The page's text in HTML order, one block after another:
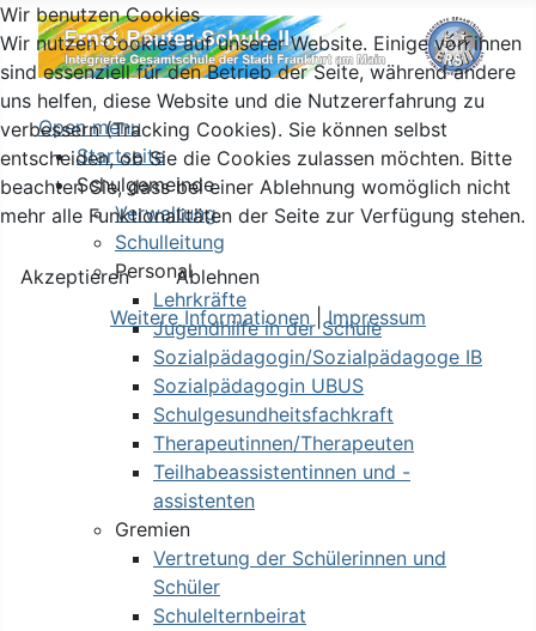
Open menu
Startseite
Schulgemeinde
Verwaltung
Schulleitung
Personal
Lehrkräfte
Jugendhilfe in der Schule
Sozialpädagogin/Sozialpädagoge IB
Sozialpädagogin UBUS
Schulgesundheitsfachkraft
Therapeutinnen/Therapeuten
Teilhabeassistentinnen und -
assistenten
Gremien
Vertretung der Schülerinnen und
Schüler
Schulelternbeirat
Wir benutzen Cookies
Wir nutzen Cookies auf unserer Website. Einige von ihnen
sind essenziell für den Betrieb der Seite, während andere
uns helfen, diese Website und die Nutzererfahrung zu
verbessern (Tracking Cookies). Sie können selbst
entscheiden, ob Sie die Cookies zulassen möchten. Bitte
beachten Sie, dass bei einer Ablehnung womöglich nicht
mehr alle Funktionalitäten der Seite zur Verfügung stehen.
Akzeptieren
Ablehnen
Weitere Informationen |Impressum